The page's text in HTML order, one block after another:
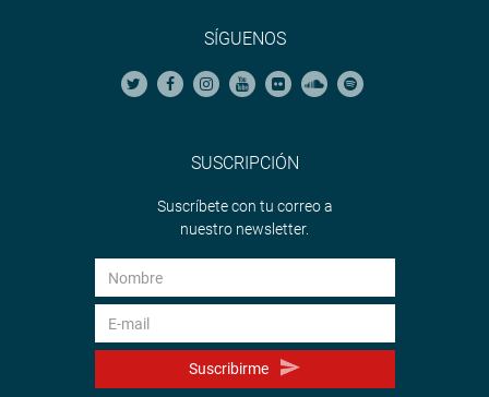
SÍGUENOS
SUSCRIPCIÓN
Suscríbete con tu correo a
nuestro newsletter.
Suscribirme